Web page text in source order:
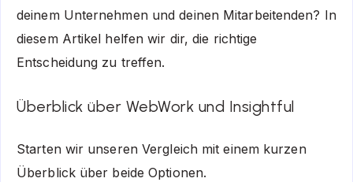
deinem Unternehmen und deinen Mitarbeitenden? In
diesem Artikel helfen wir dir, die richtige
Entscheidung zu treffen.
Überblick über WebWork und Insightful
Starten wir unseren Vergleich mit einem kurzen
Überblick über beide Optionen.